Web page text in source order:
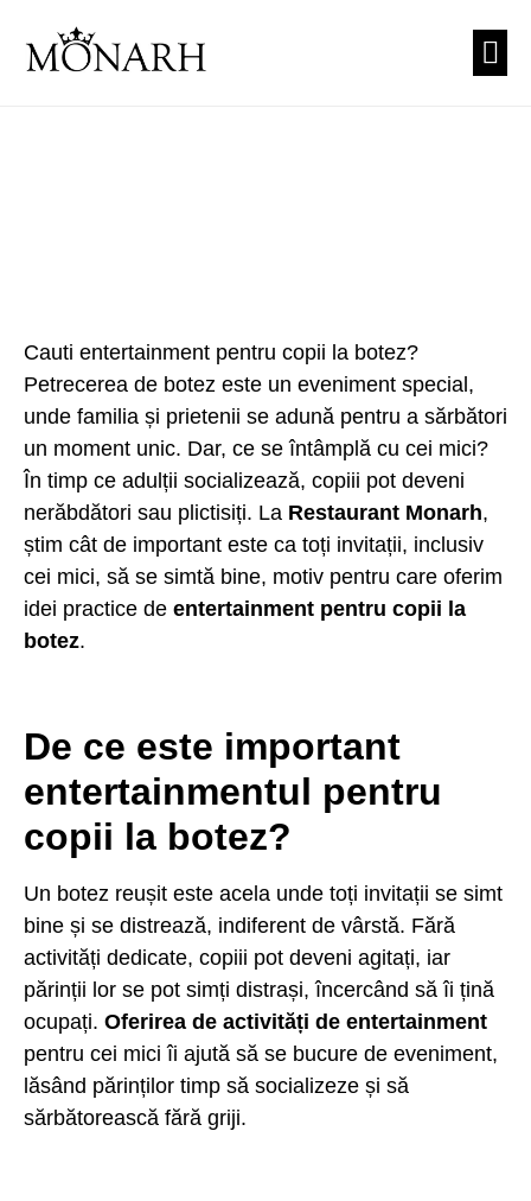
Cauti entertainment pentru copii la botez?
Petrecerea de botez este un eveniment special,
unde familia și prietenii se adună pentru a sărbători
un moment unic. Dar, ce se întâmplă cu cei mici?
În timp ce adulții socializează, copiii pot deveni
nerăbdători sau plictisiți. La Restaurant Monarh,
știm cât de important este ca toți invitații, inclusiv
cei mici, să se simtă bine, motiv pentru care oferim
idei practice de entertainment pentru copii la
botez.
De ce este important
entertainmentul pentru
copii la botez?
Un botez reușit este acela unde toți invitații se simt
bine și se distrează, indiferent de vârstă. Fără
activități dedicate, copiii pot deveni agitați, iar
părinții lor se pot simți distrași, încercând să îi țină
ocupați. Oferirea de activități de entertainment
pentru cei mici îi ajută să se bucure de eveniment,
lăsând părinților timp să socializeze și să
sărbătorească fără griji.